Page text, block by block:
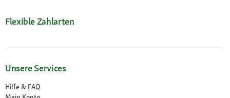
Flexible Zahlarten
Unsere Services
Hilfe & FAQ